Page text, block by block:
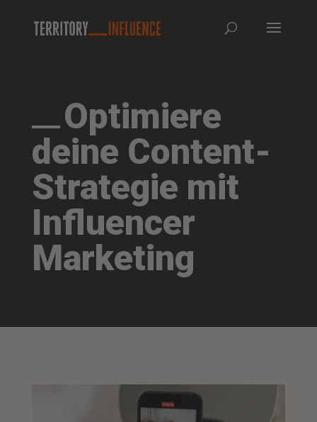
Optimiere
deine Content-
Strategie mit
Influencer
Marketing